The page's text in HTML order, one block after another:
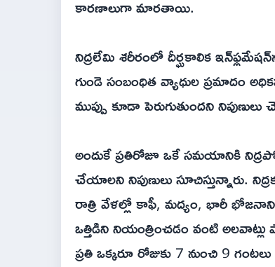
కారణాలుగా మారతాయి.
నిద్రలేమి శరీరంలో దీర్ఘకాలిక
గుండె సంబంధిత వ్యాధుల ప్రమాదం
ముప్పు కూడా పెరుగుతుందని నిపుణులు
అందుకే ప్రతిరోజూ ఒకే సమయానికి
చేయాలని నిపుణులు సూచిస్తున్నారు.
రాత్రి వేళల్లో కాఫీ, మద్యం, భారీ
ఒత్తిడిని నియంత్రించడం వంటి
ప్రతి ఒక్కరూ రోజుకు 7 నుంచి 9